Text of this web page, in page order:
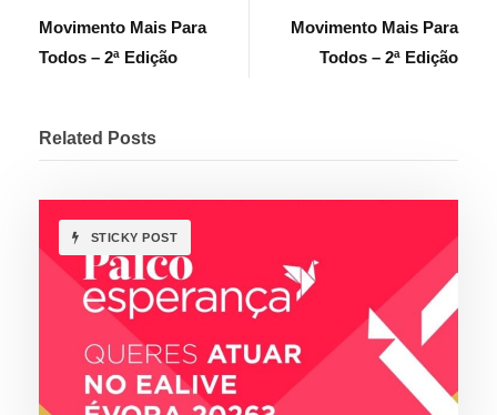
Movimento Mais Para
Todos – 2ª Edição
Movimento Mais Para
Todos – 2ª Edição
Related Posts
STICKY POST